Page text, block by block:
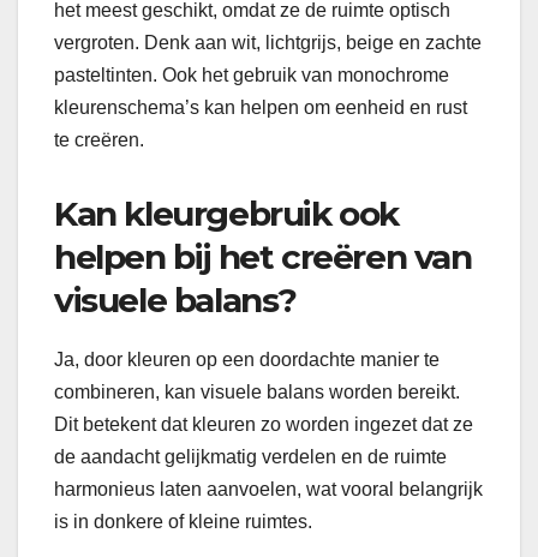
het meest geschikt, omdat ze de ruimte optisch
vergroten. Denk aan wit, lichtgrijs, beige en zachte
pasteltinten. Ook het gebruik van monochrome
kleurenschema’s kan helpen om eenheid en rust
te creëren.
Kan kleurgebruik ook
helpen bij het creëren van
visuele balans?
Ja, door kleuren op een doordachte manier te
combineren, kan visuele balans worden bereikt.
Dit betekent dat kleuren zo worden ingezet dat ze
de aandacht gelijkmatig verdelen en de ruimte
harmonieus laten aanvoelen, wat vooral belangrijk
is in donkere of kleine ruimtes.